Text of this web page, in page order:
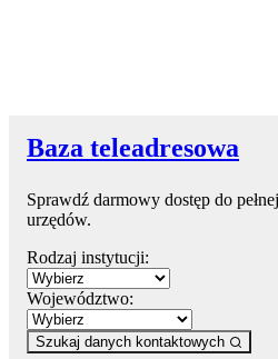
Baza teleadresowa
Sprawdź darmowy dostęp do
urzędów.
Rodzaj instytucji:
Województwo:
Szukaj danych kontaktowych